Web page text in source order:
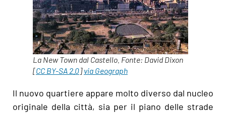
La New Town dal Castello. Fonte: David Dixon
[CC BY-SA 2.0]via Geograph
Il nuovo quartiere appare molto diverso dal nucleo
originale della città, sia per il piano delle strade